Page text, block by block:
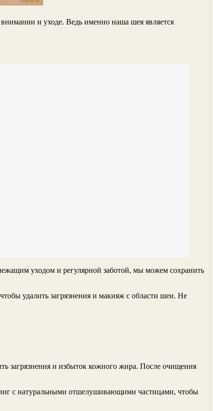
и уходе. Ведь именно наша шея является
уходом и регулярной заботой, мы можем сохранить
удалить загрязнения и макияж с области шеи. Не
загрязнения и избыток кожного жира. После очищения
с натуральными отшелушивающими частицами, чтобы